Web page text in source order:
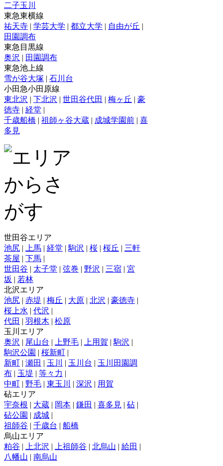
二子玉川
東急東横線
祐天寺 | 学芸大学 | 都立大学 | 自由が丘 |
田園調布
東急目黒線
奥沢 | 田園調布
東急池上線
雪が谷大塚 | 石川台
小田急小田原線
東北沢 | 下北沢 | 世田谷代田 | 梅ヶ丘 | 豪
徳寺 | 経堂 |
千歳船橋 | 祖師ヶ谷大蔵 | 成城学園前 | 喜
多見
世田谷エリア
池尻 | 上馬 | 経堂 | 駒沢 | 桜 | 桜丘 | 三軒
茶屋 | 下馬 |
世田谷 | 太子堂 | 弦巻 | 野沢 | 三宿 | 宮
坂 | 若林
北沢エリア
池尻 | 赤堤 | 梅丘 | 大原 | 北沢 | 豪徳寺 |
桜上水 | 代沢 |
代田 | 羽根木 | 松原
玉川エリア
奥沢 | 尾山台 | 上野毛 | 上用賀 | 駒沢 |
駒沢公園 | 桜新町 |
新町 | 瀬田 | 玉川 | 玉川台 | 玉川田園調
布 | 玉堤 | 等々力 |
中町 | 野毛 | 東玉川 | 深沢 | 用賀
砧エリア
宇奈根 | 大蔵 | 岡本 | 鎌田 | 喜多見 | 砧 |
砧公園 | 成城 |
祖師谷 | 千歳台 | 船橋
烏山エリア
粕谷 | 上北沢 | 上祖師谷 | 北烏山 | 給田 |
八幡山 | 南烏山